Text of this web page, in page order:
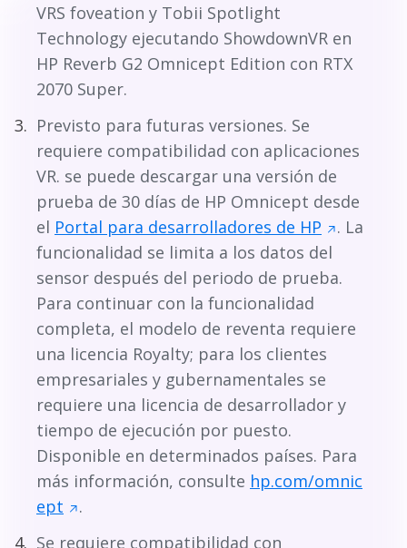
VRS foveation y Tobii Spotlight
Technology ejecutando ShowdownVR en
HP Reverb G2 Omnicept Edition con RTX
2070 Super.
Previsto para futuras versiones. Se
requiere compatibilidad con aplicaciones
VR. se puede descargar una versión de
prueba de 30 días de HP Omnicept desde
el Portal para desarrolladores de HP
. La
funcionalidad se limita a los datos del
sensor después del periodo de prueba.
Para continuar con la funcionalidad
completa, el modelo de reventa requiere
una licencia Royalty; para los clientes
empresariales y gubernamentales se
requiere una licencia de desarrollador y
tiempo de ejecución por puesto.
Disponible en determinados países. Para
más información, consulte hp.com/omnic
ept
.
Se requiere compatibilidad con